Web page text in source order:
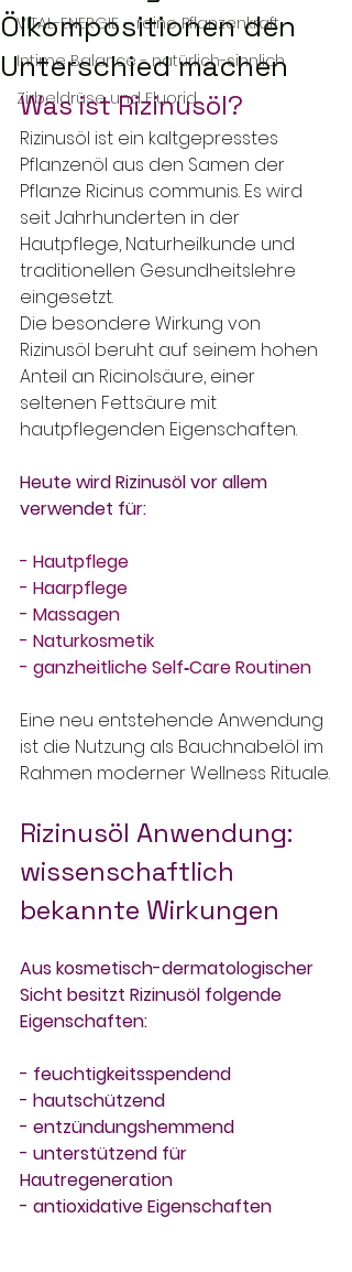
VITAL-ENERGIE – reine Pflanzenkraft
Intime Balance - natürlich-sinnlich
Zirbeldrüse und Fluorid
Ölkompositionen den
Unterschied machen
Was ist Rizinusöl?
Rizinusöl ist ein kaltgepresstes
Pflanzenöl aus den Samen der
Pflanze Ricinus communis. Es wird
seit Jahrhunderten in der
Hautpflege, Naturheilkunde und
traditionellen Gesundheitslehre
eingesetzt.
Die besondere Wirkung von
Rizinusöl beruht auf seinem hohen
Anteil an Ricinolsäure, einer
seltenen Fettsäure mit
hautpflegenden Eigenschaften.
Heute wird Rizinusöl vor allem
verwendet für:
- Hautpflege
- Haarpflege
- Massagen
- Naturkosmetik
- ganzheitliche Self‑Care Routinen
Eine neu entstehende Anwendung
ist die Nutzung als Bauchnabelöl im
Rahmen moderner Wellness Rituale.
Rizinusöl Anwendung:
wissenschaftlich
bekannte Wirkungen
Aus kosmetisch-dermatologischer
Sicht besitzt Rizinusöl folgende
Eigenschaften:
- feuchtigkeitsspendend
- hautschützend
- entzündungshemmend
- unterstützend für
Hautregeneration
- antioxidative Eigenschaften